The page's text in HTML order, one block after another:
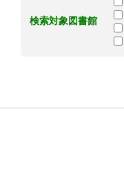
検索対象図書館